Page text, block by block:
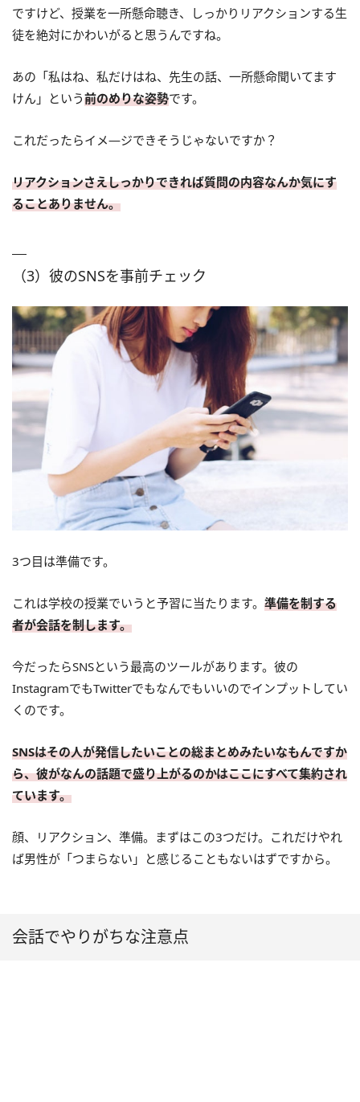
ですけど、授業を一所懸命聴き、しっかりリアクションする生
徒を絶対にかわいがると思うんですね。
あの「私はね、私だけはね、先生の話、一所懸命聞いてます
けん」という前のめりな姿勢です。
これだったらイメ―ジできそうじゃないですか？
リアクションさえしっかりできれば質問の内容なんか気にす
ることありません。
（3）彼のSNSを事前チェック
3つ目は準備です。
これは学校の授業でいうと予習に当たります。 準備を制する
者が会話を制します。
今だったらSNSという最高のツールがあります。彼の
InstagramでもTwitterでもなんでもいいのでインプットしてい
くのです。
SNSはその人が発信したいことの総まとめみたいなもんですか
ら、彼がなんの話題で盛り上がるのかはここにすべて集約され
ています。
顔、リアクション、準備。まずはこの3つだけ。これだけやれ
ば男性が「つまらない」と感じることもないはずですから。
会話でやりがちな注意点